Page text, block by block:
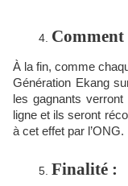
Comment
À la fin, comme
Génération Ekang
les gagnants
ligne et ils seront
à cet effet par l’ONG.
Finalité :